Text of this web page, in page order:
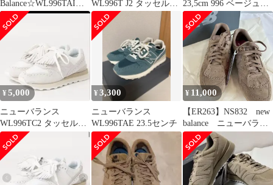
Balance☆WL996TAI☆2
4.5cm
WL996T J2 タッセルス
ニーカー ブラウン25cm
23,5cm 996 ベージュ
箱付き
¥5,000
ニューバランス
WL996TC2 タッセルス
ニーカー 25
¥3,300
ニューバランス
WL996TAE 23.5センチ
¥ 11,000
【ER263】NS832 new
balance ニューバラン
ス タッセル
WL996T 264633615